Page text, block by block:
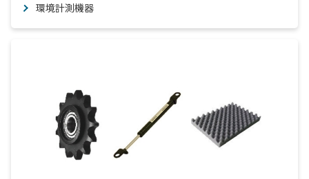
環境計測機器